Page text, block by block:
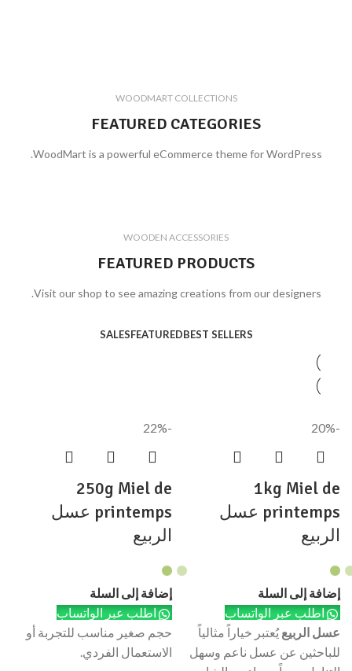
WOODMART COLLECTIONS
FEATURED CATEGORIES
WoodMart is a powerful eCommerce theme for WordPress.
WOODEN ACCESSORIES
FEATURED PRODUCTS
Visit our shop to see amazing creations from our designers.
BEST SELLERS
FEATURED
SALES
-20%
1kg Miel de
printemps عسل
الربيع
إضافة إلى السلة
اطلب عبر الواتساب
عسل الربيعيُعتبر خياراً مثالياً
للباحثين عن عسل ناعم وسهل
-22%
250g Miel de
printemps عسل
الربيع
إضافة إلى السلة
اطلب عبر الواتساب
حجم صغير مناسب للتجربة أو
الاستعمال الفردي.